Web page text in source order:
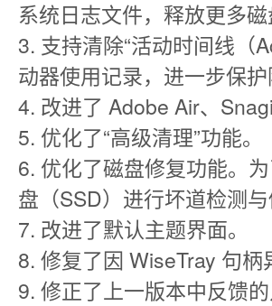
系统日志文件，释放更多磁
3. 支持清除“活动时间线（
动器使用记录，进一步保护
4. 改进了 Adobe Air、
5. 优化了“高级清理”功能。
6. 优化了磁盘修复功能。
盘（SSD）进行坏道检测与
7. 改进了默认主题界面。
8. 修复了因 WiseTray 句
9. 修正了上一版本中反馈